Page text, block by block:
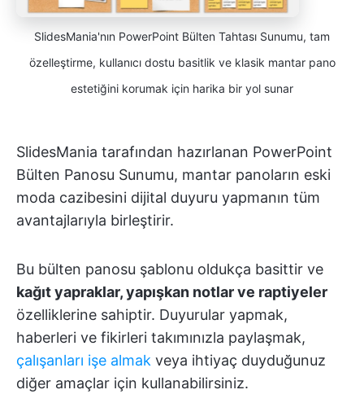
SlidesMania'nın PowerPoint Bülten Tahtası Sunumu, tam
özelleştirme, kullanıcı dostu basitlik ve klasik mantar pano
estetiğini korumak için harika bir yol sunar
SlidesMania tarafından hazırlanan PowerPoint
Bülten Panosu Sunumu, mantar panoların eski
moda cazibesini dijital duyuru yapmanın tüm
avantajlarıyla birleştirir.
Bu bülten panosu şablonu oldukça basittir ve
kağıt yapraklar, yapışkan notlar ve raptiyeler
özelliklerine sahiptir. Duyurular yapmak,
haberleri ve fikirleri takımınızla paylaşmak,
çalışanları işe almak veya ihtiyaç duyduğunuz
diğer amaçlar için kullanabilirsiniz.